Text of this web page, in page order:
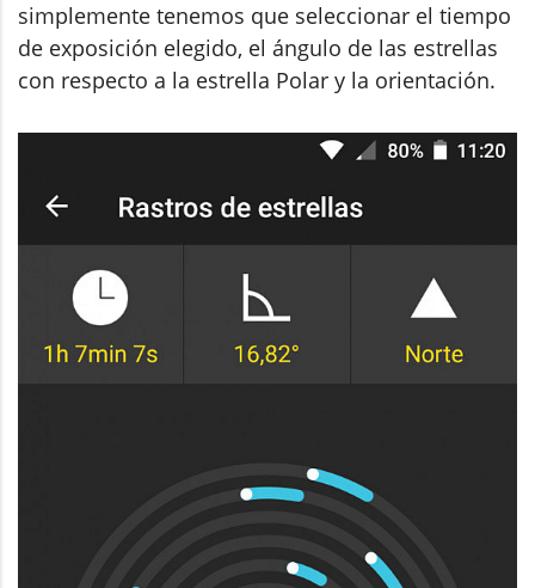
simplemente tenemos que seleccionar el tiempo
de exposición elegido, el ángulo de las estrellas
con respecto a la estrella Polar y la orientación.